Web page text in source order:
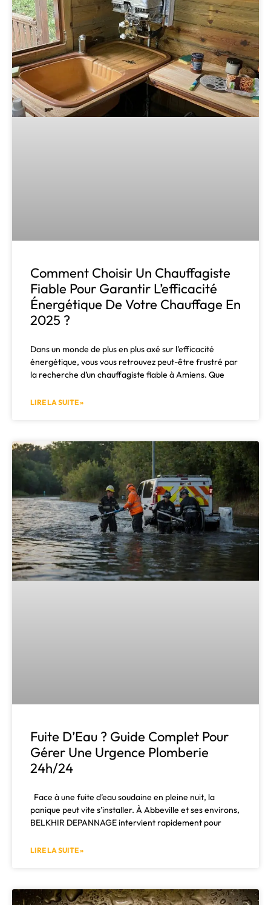
Comment Choisir Un Chauffagiste
Fiable Pour Garantir L’efficacité
Énergétique De Votre Chauffage En
2025 ?
Dans un monde de plus en plus axé sur l’efficacité
énergétique, vous vous retrouvez peut-être frustré par
la recherche d’un chauffagiste fiable à Amiens. Que
LIRE LA SUITE »
Fuite D’Eau ? Guide Complet Pour
Gérer Une Urgence Plomberie
24h/24
Face à une fuite d’eau soudaine en pleine nuit, la
panique peut vite s’installer. À Abbeville et ses environs,
BELKHIR DEPANNAGE intervient rapidement pour
LIRE LA SUITE »